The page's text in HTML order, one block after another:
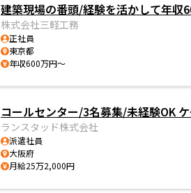
建築現場の番頭/経験を活かして年収
株式会社三軽工務
正社員
東京都
年収600万円～
コールセンター/3名募集/未経験OK
ランスタッド株式会社
派遣社員
大阪府
月給25万2,000円